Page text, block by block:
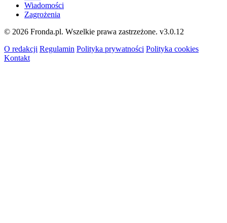
Wiadomości
Zagrożenia
© 2026 Fronda.pl. Wszelkie prawa zastrzeżone. v3.0.12
O redakcji Regulamin Polityka prywatności Polityka cookies
Kontakt